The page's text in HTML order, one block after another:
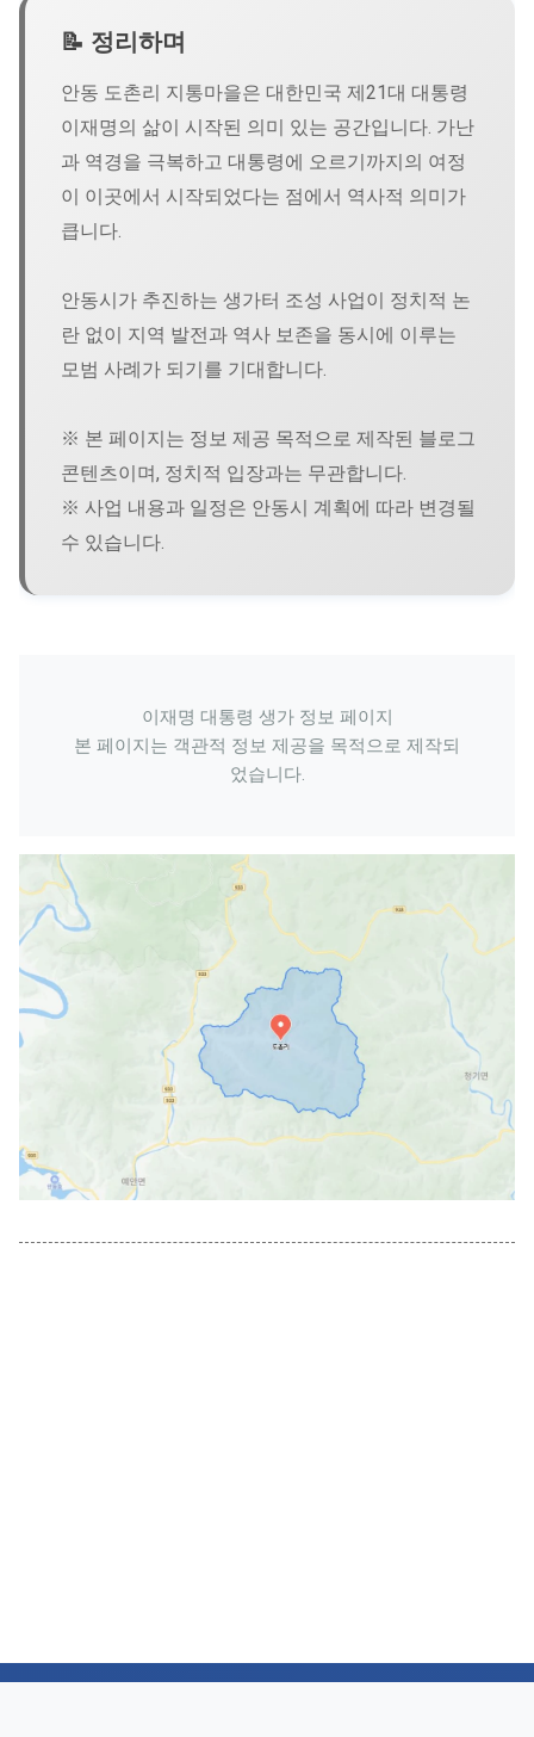
📝 정리하며
안동 도촌리 지통마을은 대한민국 제21대 대통령
이재명의 삶이 시작된 의미 있는 공간입니다. 가난
과 역경을 극복하고 대통령에 오르기까지의 여정
이 이곳에서 시작되었다는 점에서 역사적 의미가
큽니다.
안동시가 추진하는 생가터 조성 사업이 정치적 논
란 없이 지역 발전과 역사 보존을 동시에 이루는
모범 사례가 되기를 기대합니다.
※ 본 페이지는 정보 제공 목적으로 제작된 블로그
콘텐츠이며, 정치적 입장과는 무관합니다.
※ 사업 내용과 일정은 안동시 계획에 따라 변경될
수 있습니다.
이재명 대통령 생가 정보 페이지
본 페이지는 객관적 정보 제공을 목적으로 제작되
었습니다.